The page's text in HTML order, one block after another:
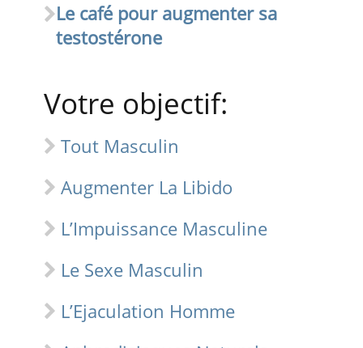
Le café pour augmenter sa
testostérone
Votre objectif:
Tout Masculin
Augmenter La Libido
L’Impuissance Masculine
Le Sexe Masculin
L’Ejaculation Homme